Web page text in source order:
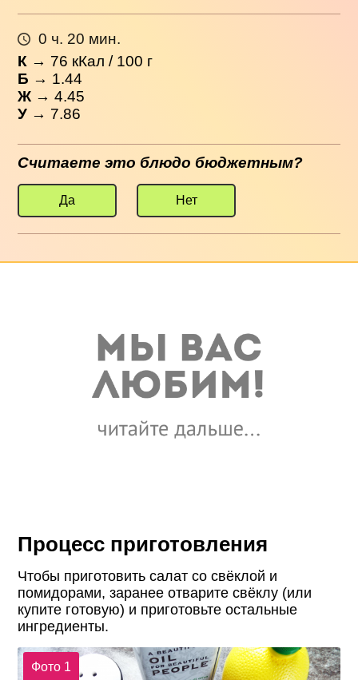
0 ч. 20 мин.
К → 76 кКал / 100 г
Б → 1.44
Ж → 4.45
У → 7.86
Считаете это блюдо бюджетным?
Да Нет
Процесс приготовления
Чтобы приготовить салат со свёклой и
помидорами, заранее отварите свёклу (или
купите готовую) и приготовьте остальные
ингредиенты.
Фото 1